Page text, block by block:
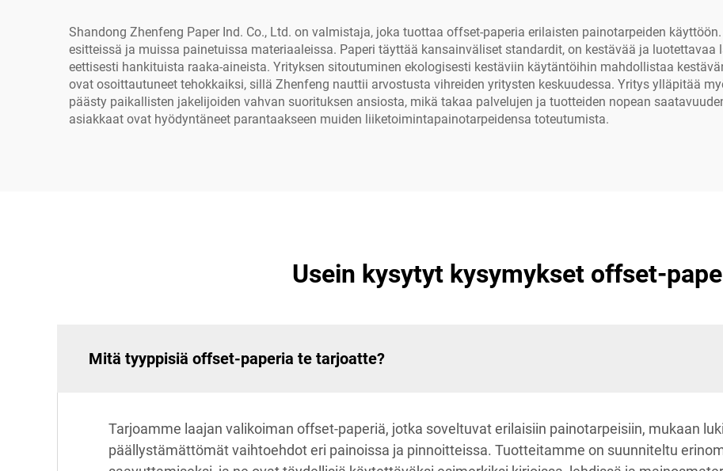
Shandong Zhenfeng Paper Ind. Co., Ltd. on valmistaja, joka tuottaa offset-paperia erilaisten painotarpeiden
esitteissä ja muissa painetuissa materiaaleissa. Paperi täyttää kansainväliset standardit, on kestävää ja
eettisesti hankituista raaka-aineista. Yrityksen sitoutuminen ekologisesti kestäviin käytäntöihin mahdollistaa
ovat osoittautuneet tehokkaiksi, sillä Zhenfeng nauttii arvostusta vihreiden yritysten keskuudessa. Yritys ylläpitää
päästy paikallisten jakelijoiden vahvan suorituksen ansiosta, mikä takaa palvelujen ja tuotteiden nopean
asiakkaat ovat hyödyntäneet parantaakseen muiden liiketoimintapainotarpeidensa toteutumista.
Usein kysytyt kysymykset offset-
Mitä tyyppisiä offset-paperia te tarjoatte?
Tarjoamme laajan valikoiman offset-paperiä, jotka soveltuvat erilaisiin painotarpeisiin, mukaan
päällystämättömät vaihtoehdot eri painoissa ja pinnoitteissa. Tuotteitamme on suunniteltu